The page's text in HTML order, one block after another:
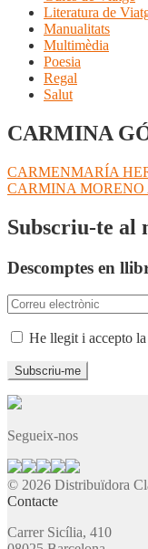
Literatura de
Manualitats
Multimèdia
Poesia
Regal
Salut
CARMINA
Navegació
d'entrades
Entrada
anterior:
CARMENMARÍA
Pròxima
CARMINA MORENO
Subscriu-te al
Descomptes en
He llegit i accepto la
Segueix-nos
© 2026 Distribuïdora
Contacte
Carrer Sicília, 410